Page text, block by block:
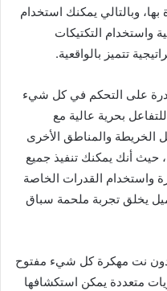
وبالتالي يمكنك استخدام
واستخدام التكتيكات
تتميز بالواقعية.
على التحكم في كل شيء
بحرية عالية مع
الخريطة والمناطق الأخرى
حيث أنك يمكنك تنفيذ جميع
واستخدام القدرات الخاصة
يخلق تجربة ملحمة سباق
نت مهكرة كل شيء مفتوح
متعددة يمكن استكشافها